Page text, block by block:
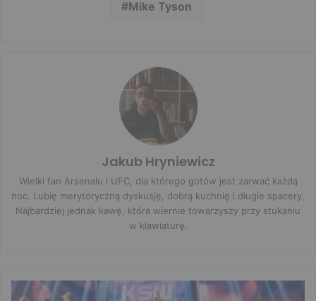
Mike Tyson
Jakub Hryniewicz
Wielki fan Arsenalu i UFC, dla którego gotów jest zarwać każdą
noc. Lubię merytoryczną dyskusję, dobrą kuchnię i długie spacery.
Najbardziej jednak kawę, która wiernie towarzyszy przy stukaniu
w klawiaturę.